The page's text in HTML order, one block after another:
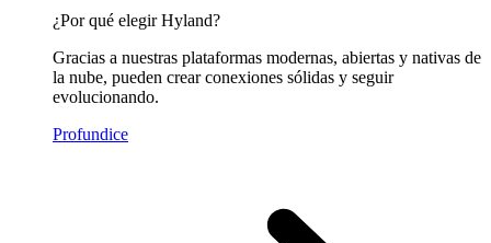
¿Por qué elegir Hyland?
Gracias a nuestras plataformas modernas, abiertas y nativas de
la nube, pueden crear conexiones sólidas y seguir
evolucionando.
Profundice